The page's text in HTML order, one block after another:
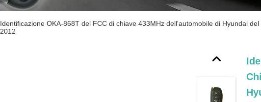
Identificazione OKA-868T del FCC di chiave 433MHz dell'automobile di Hyundai
2012